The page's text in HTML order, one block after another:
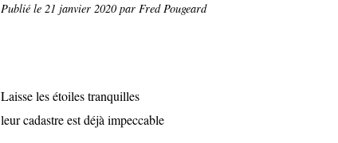
Publié le 21 janvier 2020par Fred Pougeard
Laisse les étoiles tranquilles
leur cadastre est déjà impeccable